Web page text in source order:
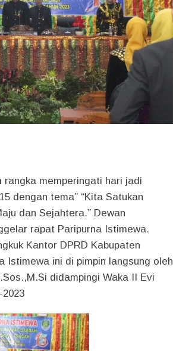
rangka memperingati hari jadi
dengan tema” “Kita Satukan
dan Sejahtera.” Dewan
rapat Paripurna Istimewa.
Kantor DPRD Kabupaten
Istimewa ini di pimpin langsung oleh
didampingi Waka II Evi